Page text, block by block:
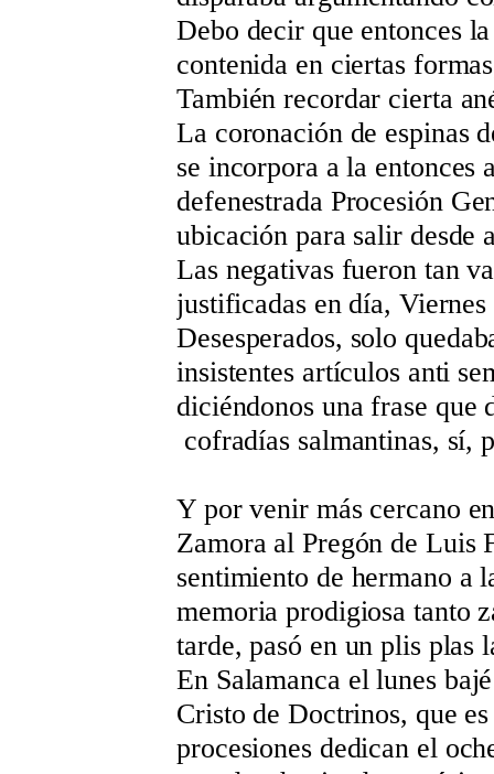
Debo decir que entonces
contenida en ciertas
También recordar cierta
La coronación de espinas
se incorpora a la entonces
defenestrada Procesión
ubicación para salir desde
Las negativas fueron tan
justificadas en día,
Desesperados, solo
insistentes artículos anti
diciéndonos una frase que
cofradías salmantinas,
Y por venir más cercano
Zamora al Pregón de Luis
sentimiento de hermano a
memoria prodigiosa tanto
tarde, pasó en un plis plas
En Salamanca el lunes
Cristo de Doctrinos, que
procesiones dedican el